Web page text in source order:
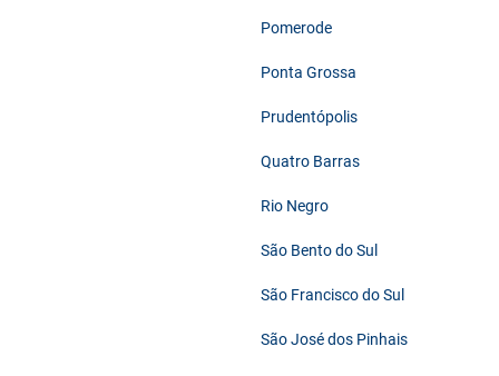
Pomerode
Ponta Grossa
Prudentópolis
Quatro Barras
Rio Negro
São Bento do Sul
São Francisco do Sul
São José dos Pinhais